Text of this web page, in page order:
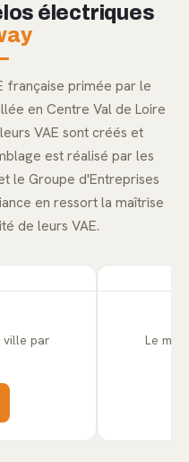
électriques
française primée par le
en Centre Val de Loire
VAE sont créés et
est réalisé par les
le Groupe d'Entreprises
en ressort la maîtrise
de leurs VAE.
ville par
Le